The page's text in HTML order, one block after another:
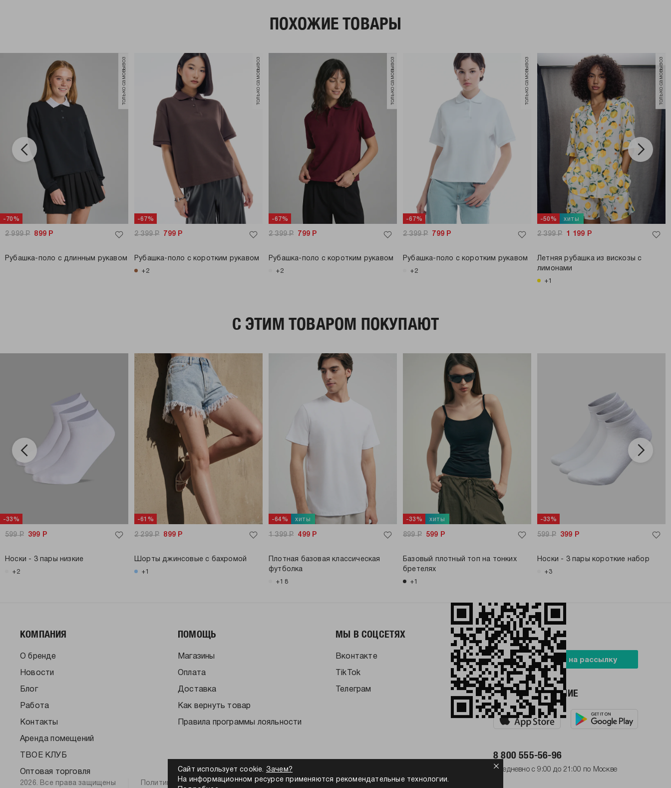
ПОХОЖИЕ ТОВАРЫ
-70%
только самовывоз
2 999Р 899 Р
Рубашка-поло с длинным рукавом
-67%
только самовывоз
2 399Р 799 Р
Рубашка-поло с коротким рукавом
+2
-67%
только самовывоз
2 399Р 799 Р
Рубашка-поло с коротким рукавом
+2
-67%
только самовывоз
2 399Р 799 Р
Рубашка-поло с коротким рукавом
+2
-50% хиты
только самовывоз
2 399Р 1 199 Р
Летняя рубашка из вискозы с
лимонами
+1
C ЭТИМ ТОВАРОМ ПОКУПАЮТ
-33%
599Р 399 Р
Носки - 3 пары низкие
+2
-61%
2 299Р 899 Р
Шорты джинсовые с бахромой
+1
-64% хиты
1 399Р 499 Р
Плотная базовая классическая
футболка
+18
-33% хиты
899Р 599 Р
Базовый плотный топ на тонких
бретелях
+1
-33%
599Р 399 Р
Носки - 3 пары короткие набор
+3
Сайт использует cookie. Зачем?
На информационном ресурсе применяются рекомендательные технологии.
КОМПАНИЯ
О бренде
Новости
Блог
Работа
Контакты
Аренда помещений
ТВОЕ КЛУБ
Оптовая торговля
ПОМОЩЬ
Магазины
Оплата
Доставка
Как вернуть товар
Правила программы лояльности
МЫ В СОЦСЕТЯХ
Вконтакте
TikTok
Телеграм
БУДЬ В ТРЕНДЕ
Подписаться на рассылку
НАШЕ ПРИЛОЖЕНИЕ
8 800 555-56-96
Ежедневно с 9:00 до 21:00 по Москве
2026. Все права защищены Политика конфиденциальности Согласие на обработку персональных данных